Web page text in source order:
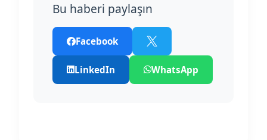
Bu haberi paylaşın
Facebook
LinkedIn WhatsApp